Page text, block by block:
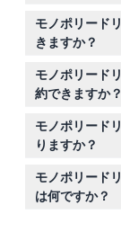
モノポリー
セルもできな
ださい。
モノポリード
きますか？
ホログラフ
してクラシッ
ど、没入型の
ます。
モノポリード
約できますか？
このウェブ
き、予約の際
モノポリード
りますか？
チケット購
グッズなどの
モノポリード
は何ですか？